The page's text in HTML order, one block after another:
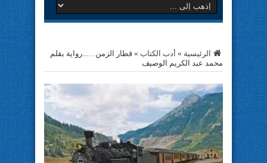
الرئيسية » أدب الكتاب » قطار الزمن …..رواية بقلم
محمد عبد الكريم الوصيف